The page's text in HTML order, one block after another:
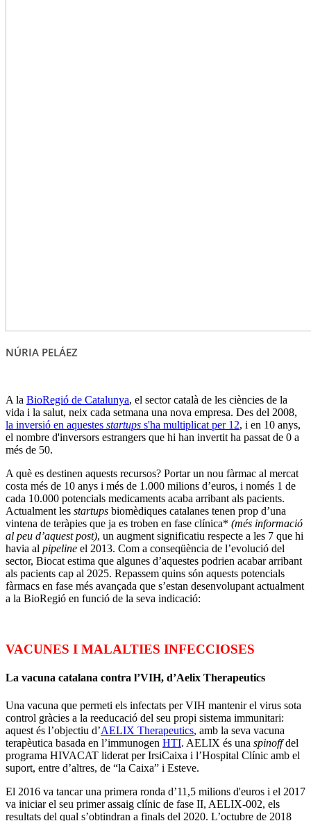
NÚRIA PELÁEZ
A la BioRegió de Catalunya, el sector català de les ciències de la
vida i la salut, neix cada setmana una nova empresa. Des del 2008,
la inversió en aquestes startups s'ha multiplicat per 12, i en 10 anys,
el nombre d'inversors estrangers que hi han invertit ha passat de 0 a
més de 50.
A què es destinen aquests recursos? Portar un nou fàrmac al mercat
costa més de 10 anys i més de 1.000 milions d’euros, i només 1 de
cada 10.000 potencials medicaments acaba arribant als pacients.
Actualment les startups biomèdiques catalanes tenen prop d’una
vintena de teràpies que ja es troben en fase clínica* (més informació
al peu d’aquest post), un augment significatiu respecte a les 7 que hi
havia al pipeline el 2013. Com a conseqüència de l’evolució del
sector, Biocat estima que algunes d’aquestes podrien acabar arribant
als pacients cap al 2025. Repassem quins són aquests potencials
fàrmacs en fase més avançada que s’estan desenvolupant actualment
a la BioRegió en funció de la seva indicació:
VACUNES I MALALTIES INFECCIOSES
La vacuna catalana contra l’VIH, d’Aelix Therapeutics
Una vacuna que permeti els infectats per VIH mantenir el virus sota
control gràcies a la reeducació del seu propi sistema immunitari:
aquest és l’objectiu d’AELIX Therapeutics, amb la seva vacuna
terapèutica basada en l’immunogen HTI. AELIX és una spinoffdel
programa HIVACAT liderat per IrsiCaixa i l’Hospital Clínic amb el
suport, entre d’altres, de “la Caixa” i Esteve.
El 2016 va tancar una primera ronda d’11,5 milions d'euros i el 2017
va iniciar el seu primer assaig clínic de fase II, AELIX-002, els
resultats del qual s’obtindran a finals del 2020. L’octubre de 2018